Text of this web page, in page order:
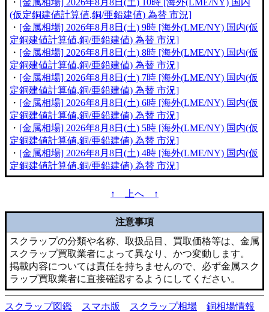
・ [金属相場] 2026年8月8日(土) 10時 [海外(LME/NY) 国内
(仮定銅建値計算値,銅/亜鉛建値) 為替 市況]
・ [金属相場] 2026年8月8日(土) 9時 [海外(LME/NY) 国内(仮
定銅建値計算値,銅/亜鉛建値) 為替 市況]
・ [金属相場] 2026年8月8日(土) 8時 [海外(LME/NY) 国内(仮
定銅建値計算値,銅/亜鉛建値) 為替 市況]
・ [金属相場] 2026年8月8日(土) 7時 [海外(LME/NY) 国内(仮
定銅建値計算値,銅/亜鉛建値) 為替 市況]
・ [金属相場] 2026年8月8日(土) 6時 [海外(LME/NY) 国内(仮
定銅建値計算値,銅/亜鉛建値) 為替 市況]
・ [金属相場] 2026年8月8日(土) 5時 [海外(LME/NY) 国内(仮
定銅建値計算値,銅/亜鉛建値) 為替 市況]
・ [金属相場] 2026年8月8日(土) 4時 [海外(LME/NY) 国内(仮
定銅建値計算値,銅/亜鉛建値) 為替 市況]
↑ 上へ ↑
注意事項
スクラップの分類や名称、取扱品目、買取価格等は、金属
スクラップ買取業者によって異なり、かつ変動します。
掲載内容については責任を持ちませんので、必ず金属スク
ラップ買取業者に直接確認するようにしてください。
スクラップ図鑑 スマホ版 スクラップ相場
銅相場情報